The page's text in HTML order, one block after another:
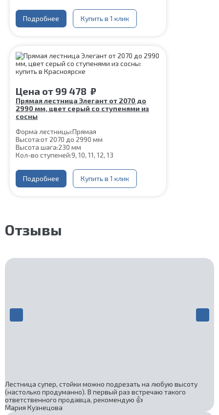
Угол наклона:45°
Глубина ступени:
300 мм
Ширина марша: 900 мм
Материал ступеней: Сосна
Срок гарантии (на металлокаркас):25 лет
Подробнее Купить в 1 клик
Цена от 99 478 ₽
Прямая лестница Элегант от 2070 до
2990 мм, цвет серый со ступенями из
сосны
Форма лестницы:Прямая
Высота:от 2070 до 2990 мм
Высота шага:230 мм
Кол-во ступеней:9, 10, 11, 12, 13
Угол наклона:45°
Ширина марша:
900 мм
Глубина ступени:
300 мм
Подробнее Купить в 1 клик
Отзывы
Лестница супер, стойки можно подрезать на любую высоту
(настолько продуманно). В первый раз встречаю такого
ответственного продавца, рекомендую 👍
Мария Кузнецова